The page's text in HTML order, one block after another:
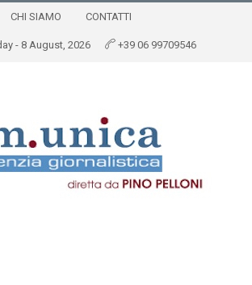
CHI SIAMO CONTATTI
- 8 August, 2026 +39 06 99709546